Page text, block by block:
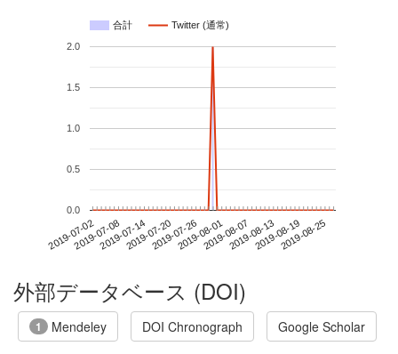
合計 Twitter (通常)
2019-07-022019-07-082019-07-142019-07-202019-07-262019-08-012019-08-072019-08-132019-08-192019-08-25
0.0
0.5
1.0
1.5
2.0
外部データベース (DOI)
1 Mendeley DOI Chronograph Google Scholar